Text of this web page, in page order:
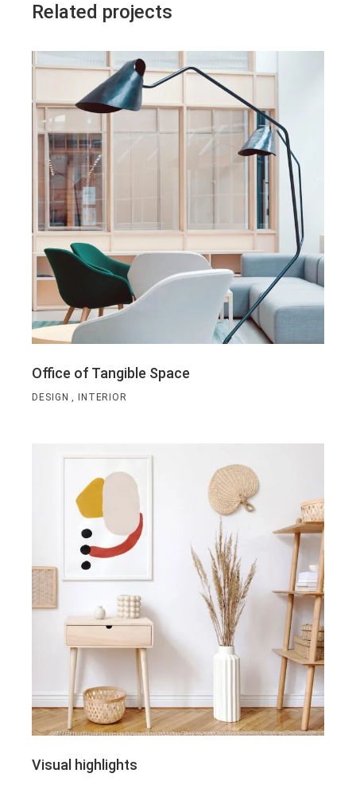
Related projects
Office of Tangible Space
DESIGN INTERIOR
Visual highlights